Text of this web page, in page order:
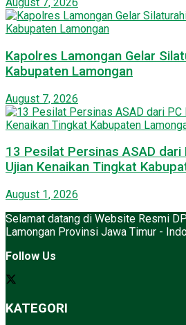
Kapolres Lamongan Gelar
Kabupaten Lamongan
August 7, 2026
13 Pesilat Persinas ASAD dari
Ujian Kenaikan Tingkat
August 1, 2026
Selamat datang di Website Resmi
Lamongan Provinsi Jawa Timur -
Follow Us
KATEGORI